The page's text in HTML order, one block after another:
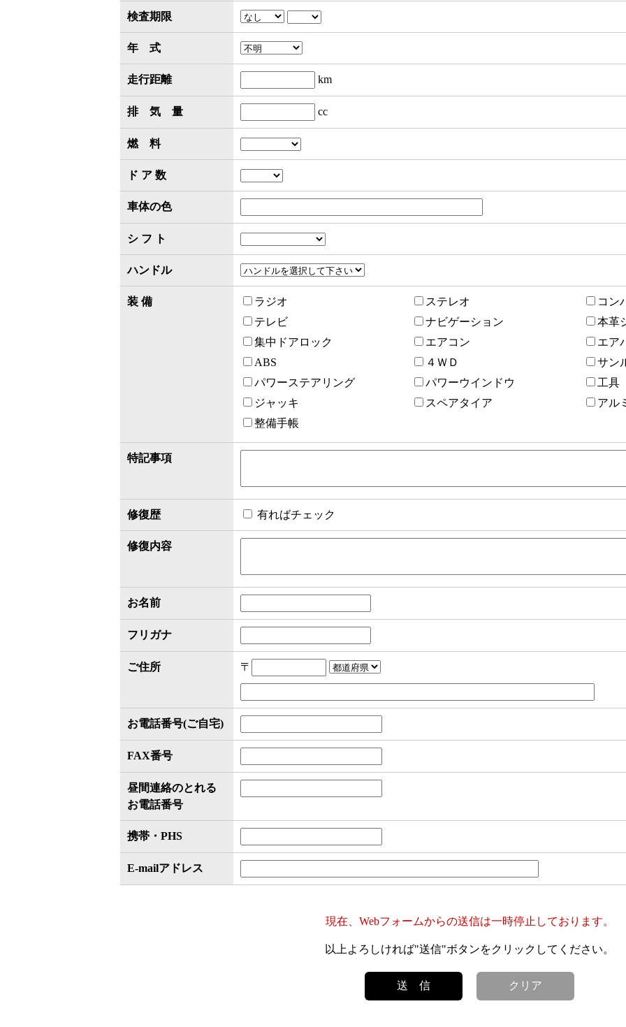
検査期限
年 式
走行距離 km
排 気 量 cc
燃 料
ド ア 数
車体の色
シ フ ト
ハンドル
装 備 ラジオ ステレオ
コン
テレビ
ナビゲーション
本革
集中ドアロック
エアコン
エア
ABS
４ＷＤ
サン
パワーステアリング
パワーウインドウ
工具
ジャッキ
スペアタイア
アル
整備手帳
特記事項
修復歴 有ればチェック
修復内容
お名前
フリガナ
ご住所 〒
お電話番号(ご自宅)
FAX番号
昼間連絡のとれる
お電話番号
携帯・PHS
E-mailアドレス
現在、Webフォームからの送信は一時停止しております。
以上よろしければ"送信"ボタンをクリックしてください。